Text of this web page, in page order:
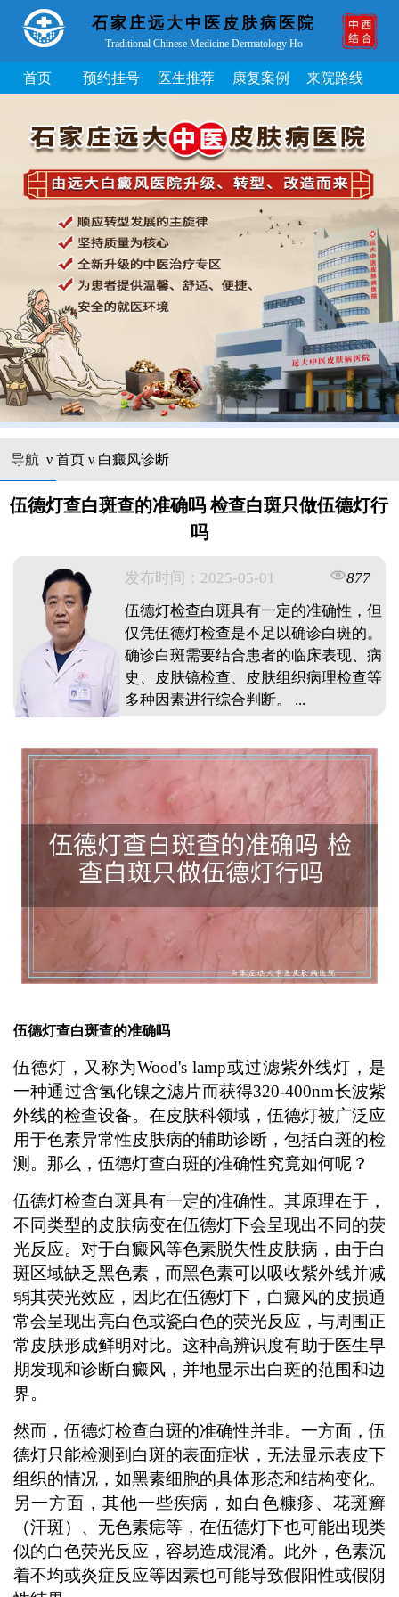
石家庄远大中医皮肤病医院
Traditional Chinese Medicine Dermatology Ho
首页 预约挂号 医生推荐 康复案例 来院路线
导航 ν 首页ν 白癜风诊断
伍德灯查白斑查的准确吗 检查白斑只做伍德灯行
吗
发布时间：2025-05-01
877
伍德灯检查白斑具有一定的准确性，但
仅凭伍德灯检查是不足以确诊白斑的。
确诊白斑需要结合患者的临床表现、病
史、皮肤镜检查、皮肤组织病理检查等
多种因素进行综合判断。 ...
伍德灯查白斑查的准确吗
伍德灯，又称为Wood's lamp或过滤紫外线灯，是
一种通过含氢化镍之滤片而获得320-400nm长波紫
外线的检查设备。在皮肤科领域，伍德灯被广泛应
用于色素异常性皮肤病的辅助诊断，包括白斑的检
测。那么，伍德灯查白斑的准确性究竟如何呢？
伍德灯检查白斑具有一定的准确性。其原理在于，
不同类型的皮肤病变在伍德灯下会呈现出不同的荧
光反应。对于白癜风等色素脱失性皮肤病，由于白
斑区域缺乏黑色素，而黑色素可以吸收紫外线并减
弱其荧光效应，因此在伍德灯下，白癜风的皮损通
常会呈现出亮白色或瓷白色的荧光反应，与周围正
常皮肤形成鲜明对比。这种高辨识度有助于医生早
期发现和诊断白癜风，并地显示出白斑的范围和边
界。
然而，伍德灯检查白斑的准确性并非。一方面，伍
德灯只能检测到白斑的表面症状，无法显示表皮下
组织的情况，如黑素细胞的具体形态和结构变化。
另一方面，其他一些疾病，如白色糠疹、花斑癣
（汗斑）、无色素痣等，在伍德灯下也可能出现类
似的白色荧光反应，容易造成混淆。此外，色素沉
着不均或炎症反应等因素也可能导致假阳性或假阴